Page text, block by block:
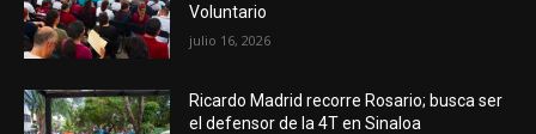
Voluntario
julio 16, 2026
Ricardo Madrid recorre Rosario; busca ser
el defensor de la 4T en Sinaloa